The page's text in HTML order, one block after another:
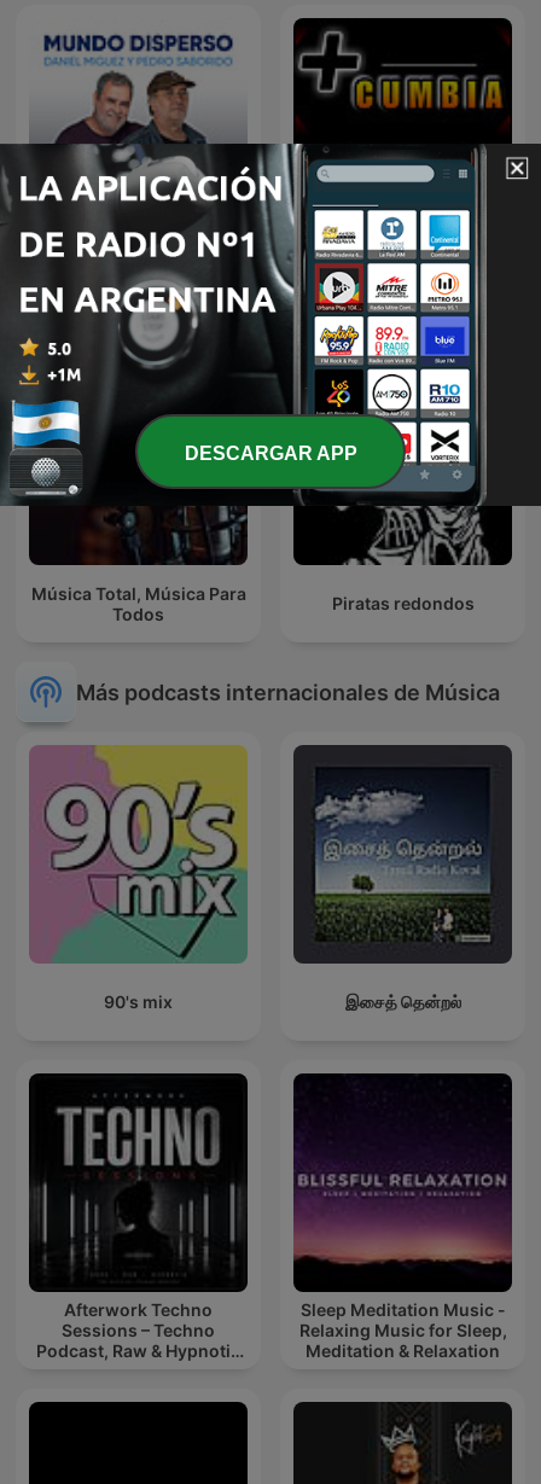
Mundo Disperso Más Cumbia
Música Total, Música Para
Todos
Piratas redondos
Más podcasts internacionales de Música
90's mix இசைத் தென்றல்
Afterwork Techno
Sessions – Techno
Podcast, Raw & Hypnotic
Sleep Meditation Music -
Relaxing Music for Sleep,
Meditation & Relaxation
DESCARGAR APP